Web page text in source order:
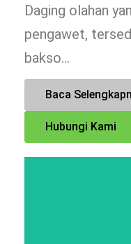
Daging olahan
pengawet,
bakso…
Baca
Hubungi Kami